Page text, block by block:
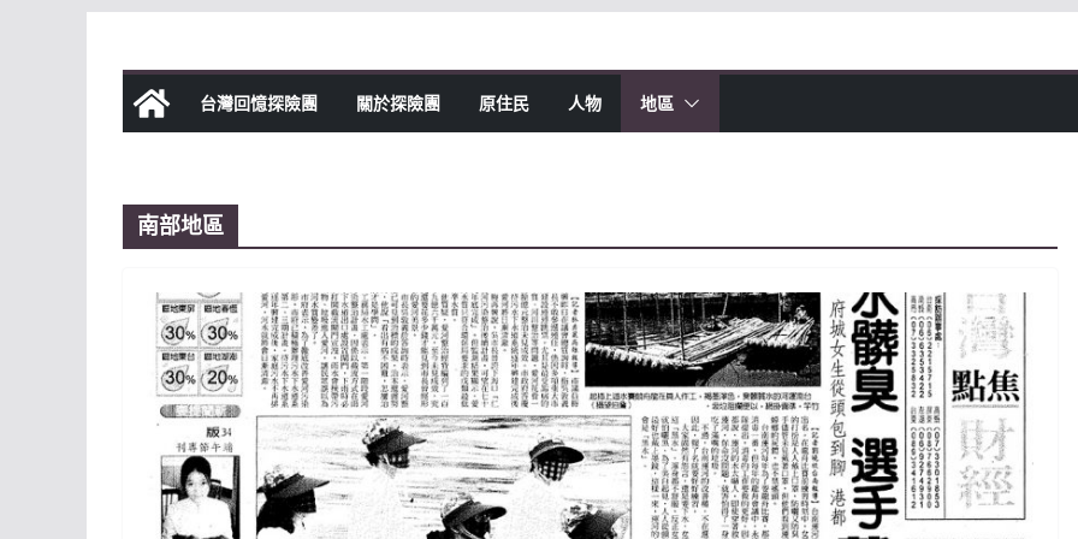
content
台灣回憶探險團 關於探險團 原住民 人物 地區
南部地區